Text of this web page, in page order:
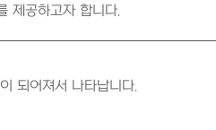
제공하고자 합니다.
되어져서 나타납니다.